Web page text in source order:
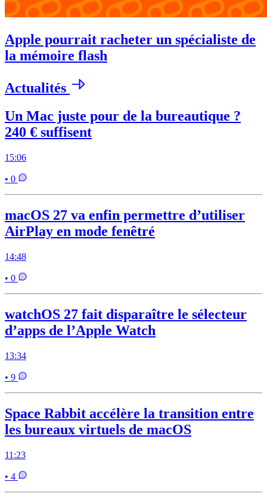
Apple pourrait racheter un spécialiste de
la mémoire flash
Actualités
Un Mac juste pour de la bureautique ?
240 € suffisent
15:06
• 0
macOS 27 va enfin permettre d’utiliser
AirPlay en mode fenêtré
14:48
• 0
watchOS 27 fait disparaître le sélecteur
d’apps de l’Apple Watch
13:34
• 9
Space Rabbit accélère la transition entre
les bureaux virtuels de macOS
11:23
• 4